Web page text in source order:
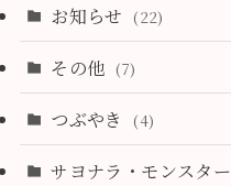
お知らせ (22)
その他 (7)
つぶやき (4)
サヨナラ・モンスター